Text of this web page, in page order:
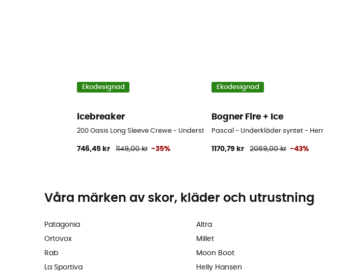
Ekodesignad
icebreaker
200 Oasis Long Sleeve Crewe - Underställ merinoull Herr
746,45 kr 1149,00 kr -35%
Ekodesignad
Bogner Fire + Ice
Pascal - Underkläder syntet - Herr
1170,79 kr 2069,00 kr -43%
Våra märken av skor, kläder och utrustning
Patagonia
Ortovox
Rab
La Sportiva
Altra
Millet
Moon Boot
Helly Hansen